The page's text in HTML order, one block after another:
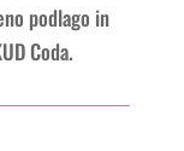
podlago in
Coda.